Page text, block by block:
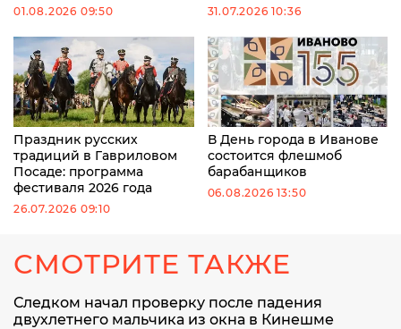
01.08.2026 09:50 31.07.2026 10:36
Праздник русских
традиций в Гавриловом
Посаде: программа
фестиваля 2026 года
26.07.2026 09:10
В День города в Иванове
состоится флешмоб
барабанщиков
06.08.2026 13:50
СМОТРИТЕ ТАКЖЕ
Следком начал проверку после падения
двухлетнего мальчика из окна в Кинешме